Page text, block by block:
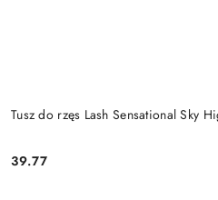
Tusz do rzęs Lash Sensational Sky
Cena:
39.77